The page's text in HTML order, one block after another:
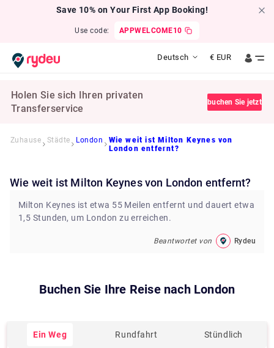
Save 10% on Your First App Booking!
Use code: APPWELCOME10
Deutsch € EUR
Holen Sie sich Ihren privaten
Transferservice
buchen Sie jetzt
Zuhause Städte London
Wie weit ist Milton Keynes von
London entfernt?
Wie weit ist Milton Keynes von London entfernt?
Milton Keynes ist etwa 55 Meilen entfernt und dauert etwa
1,5 Stunden, um London zu erreichen.
Beantwortet von Rydeu
Buchen Sie Ihre Reise nach London
Ein Weg Rundfahrt Stündlich